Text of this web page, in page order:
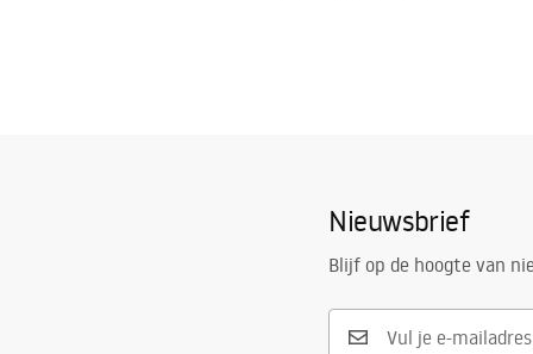
Nieuwsbrief
Blijf op de hoogte van